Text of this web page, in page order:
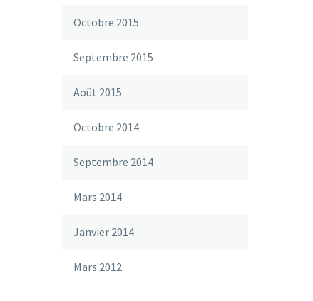
Octobre 2015
Septembre 2015
Août 2015
Octobre 2014
Septembre 2014
Mars 2014
Janvier 2014
Mars 2012